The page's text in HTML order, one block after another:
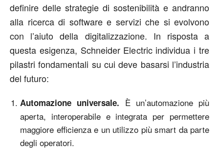
definire delle strategie di sostenibilità e andranno
alla ricerca di software e servizi che si evolvono
con l’aiuto della digitalizzazione. In risposta a
questa esigenza, Schneider Electric individua i tre
pilastri fondamentali su cui deve basarsi l’industria
del futuro:
Automazione universale. È un’automazione più
aperta, interoperabile e integrata per permettere
maggiore efficienza e un utilizzo più smart da parte
degli operatori.